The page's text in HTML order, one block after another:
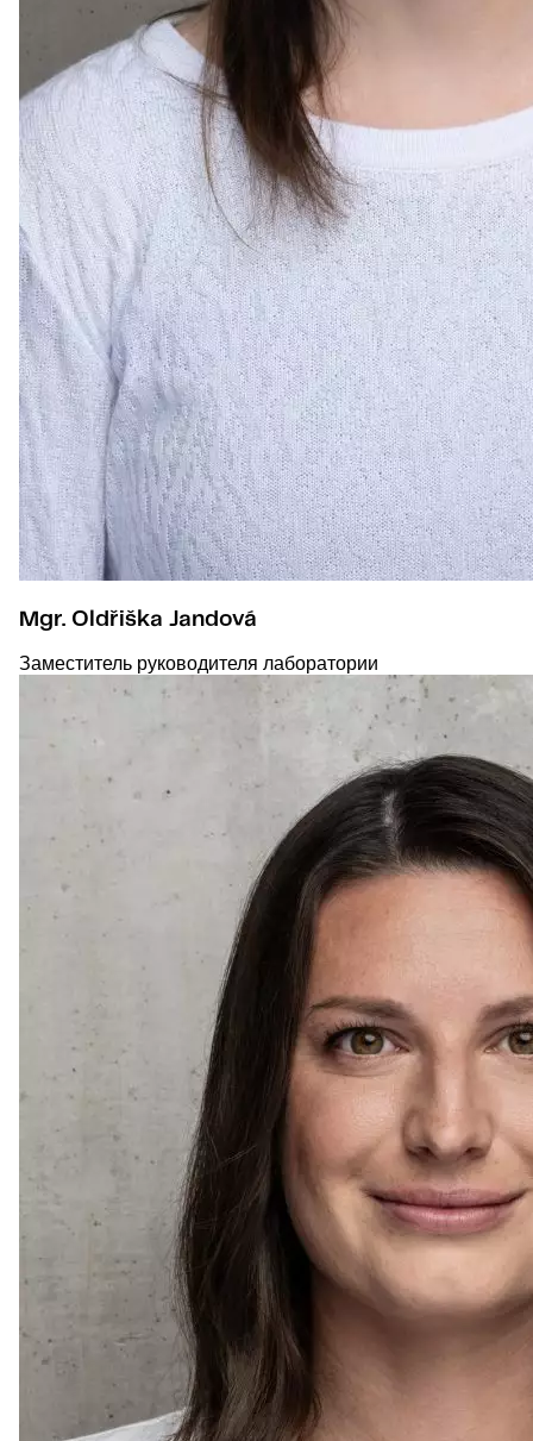
Mgr. Oldřiška Jandová
Заместитель руководителя лаборатории